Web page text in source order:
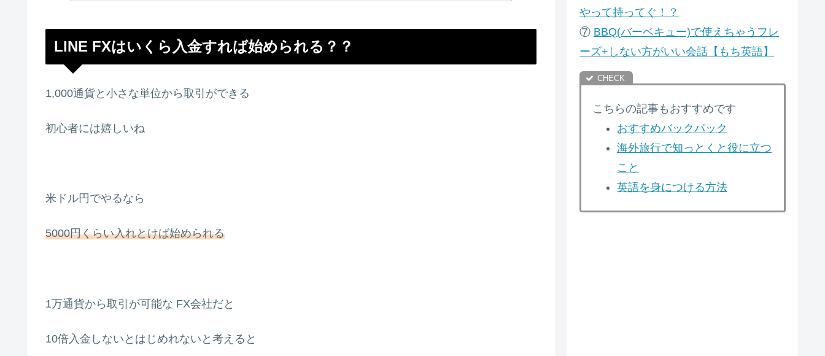
LINE FXはいくら入金すれば始められる？？
1,000通貨と小さな単位から取引ができる
初心者には嬉しいね
米ドル円でやるなら
5000円くらい入れとけば始められる
1万通貨から取引が可能な FX会社だと
10倍入金しないとはじめれないと考えると
やって持ってぐ！？
⑦ BBQ(バーベキュー)で使えちゃうフレ
ーズ+しない方がいい会話【もち英語】
こちらの記事もおすすめです
おすすめバックパック
海外旅行で知っとくと役に立つ
こと
英語を身につける方法